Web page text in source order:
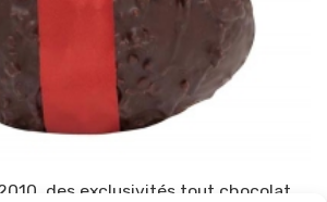
des exclusivités tout chocolat